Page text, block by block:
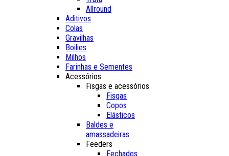
Allround
Aditivos
Colas
Gravilhas
Boilies
Milhos
Farinhas e Sementes
Acessórios
Fisgas e acessórios
Fisgas
Copos
Elásticos
Baldes e
amassadeiras
Feeders
Fechados